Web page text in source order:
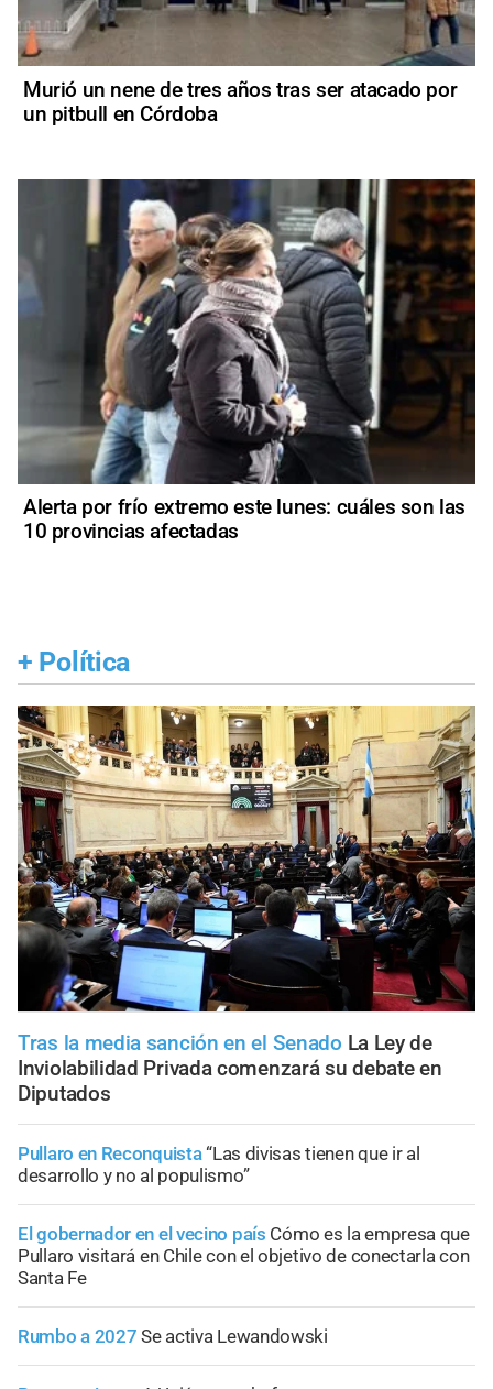
Murió un nene de tres años tras ser atacado por
un pitbull en Córdoba
Alerta por frío extremo este lunes: cuáles son las
10 provincias afectadas
+ Política
Tras la media sanción en el Senado La Ley de
Inviolabilidad Privada comenzará su debate en
Diputados
Pullaro en Reconquista“Las divisas tienen que ir al
desarrollo y no al populismo”
El gobernador en el vecino país Cómo es la empresa que
Pullaro visitará en Chile con el objetivo de conectarla con
Santa Fe
Rumbo a 2027 Se activa Lewandowski